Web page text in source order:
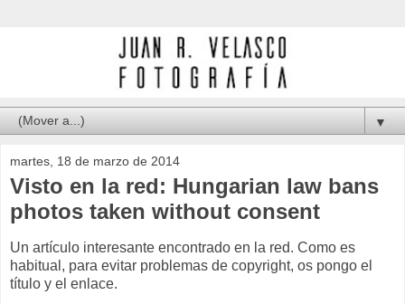
▼
martes, 18 de marzo de 2014
Visto en la red: Hungarian law bans
photos taken without consent
Un artículo interesante encontrado en la red. Como es
habitual, para evitar problemas de copyright, os pongo el
título y el enlace.